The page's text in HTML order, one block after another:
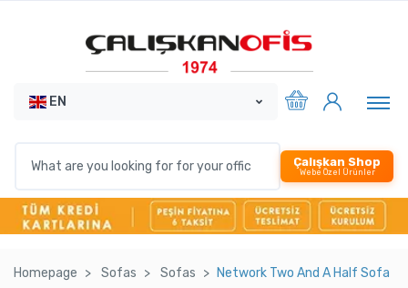
EN
Çalışkan Shop
Webe Özel Ürünler
Homepage Sofas Sofas Network Two And A Half Sofa